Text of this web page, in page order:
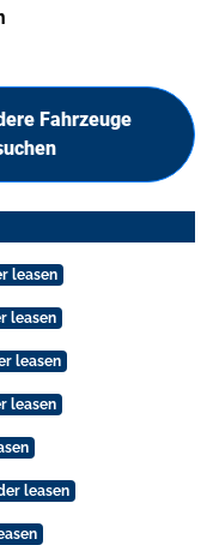
Fahrzeuge
leasen
leasen
leasen
leasen
leasen